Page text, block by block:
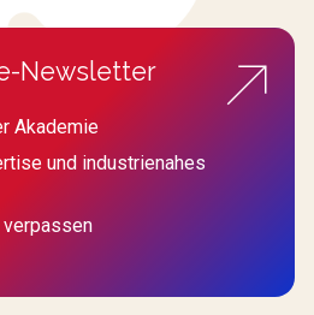
Newsletter
Akademie
und industrienahes
verpassen